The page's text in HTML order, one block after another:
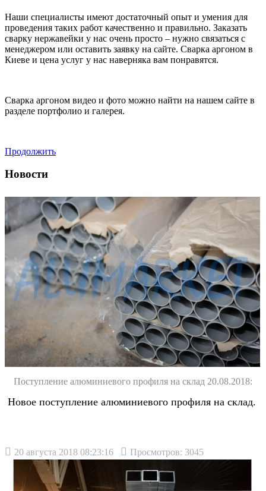
Наши специалисты имеют достаточный опыт и умения для
проведения таких работ качественно и правильно. Заказать
сварку нержавейки у нас очень просто – нужно связаться с
менеджером или оставить заявку на сайте. Сварка аргоном в
Киеве и цена услуг у нас наверняка вам понравятся.
Сварка аргоном видео и фото можно найти на нашем сайте в
разделе портфолио и галерея.
Продолжить
Новости
Поступление алюминиевого профиля на склад 20.08.2018:
Новое поступление алюминиевого профиля на склад.
20 августа 2018 08:23:16 Просмотров: 3045